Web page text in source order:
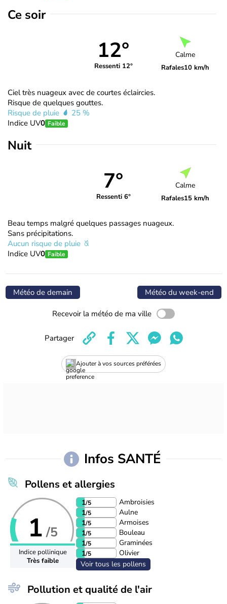
Ce soir
12°
Ressenti 12°
Calme
Rafales10 km/h
Ciel très nuageux avec de courtes éclaircies.
Risque de quelques gouttes.
Risque de pluie
25 %
Indice UV0 Faible
Nuit
7°
Ressenti 6°
Calme
Rafales15 km/h
Beau temps malgré quelques passages nuageux.
Sans précipitations.
Aucun risque de pluie
Indice UV0 Faible
Météo de demain Météo du week-end
Recevoir la météo de ma ville
Ajouter à vos sources préférées
Partager
Infos SANTÉ
Pollens et allergies
1 /5
Indice pollinique
Très faible
1/5
Ambroisies
1/5
Aulne
1/5
Armoises
1/5
Bouleau
1/5
Graminées
1/5
Olivier
Voir tous les pollens
Pollution et qualité de l'air